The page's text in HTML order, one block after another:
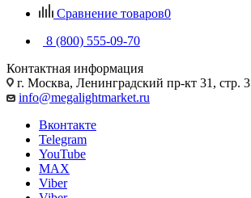
Сравнение товаров0
8 (800) 555-09-70
Контактная информация
г. Москва, Ленинградский пр-кт 31, стр. 3
info@megalightmarket.ru
Вконтакте
Telegram
YouTube
MAX
Viber